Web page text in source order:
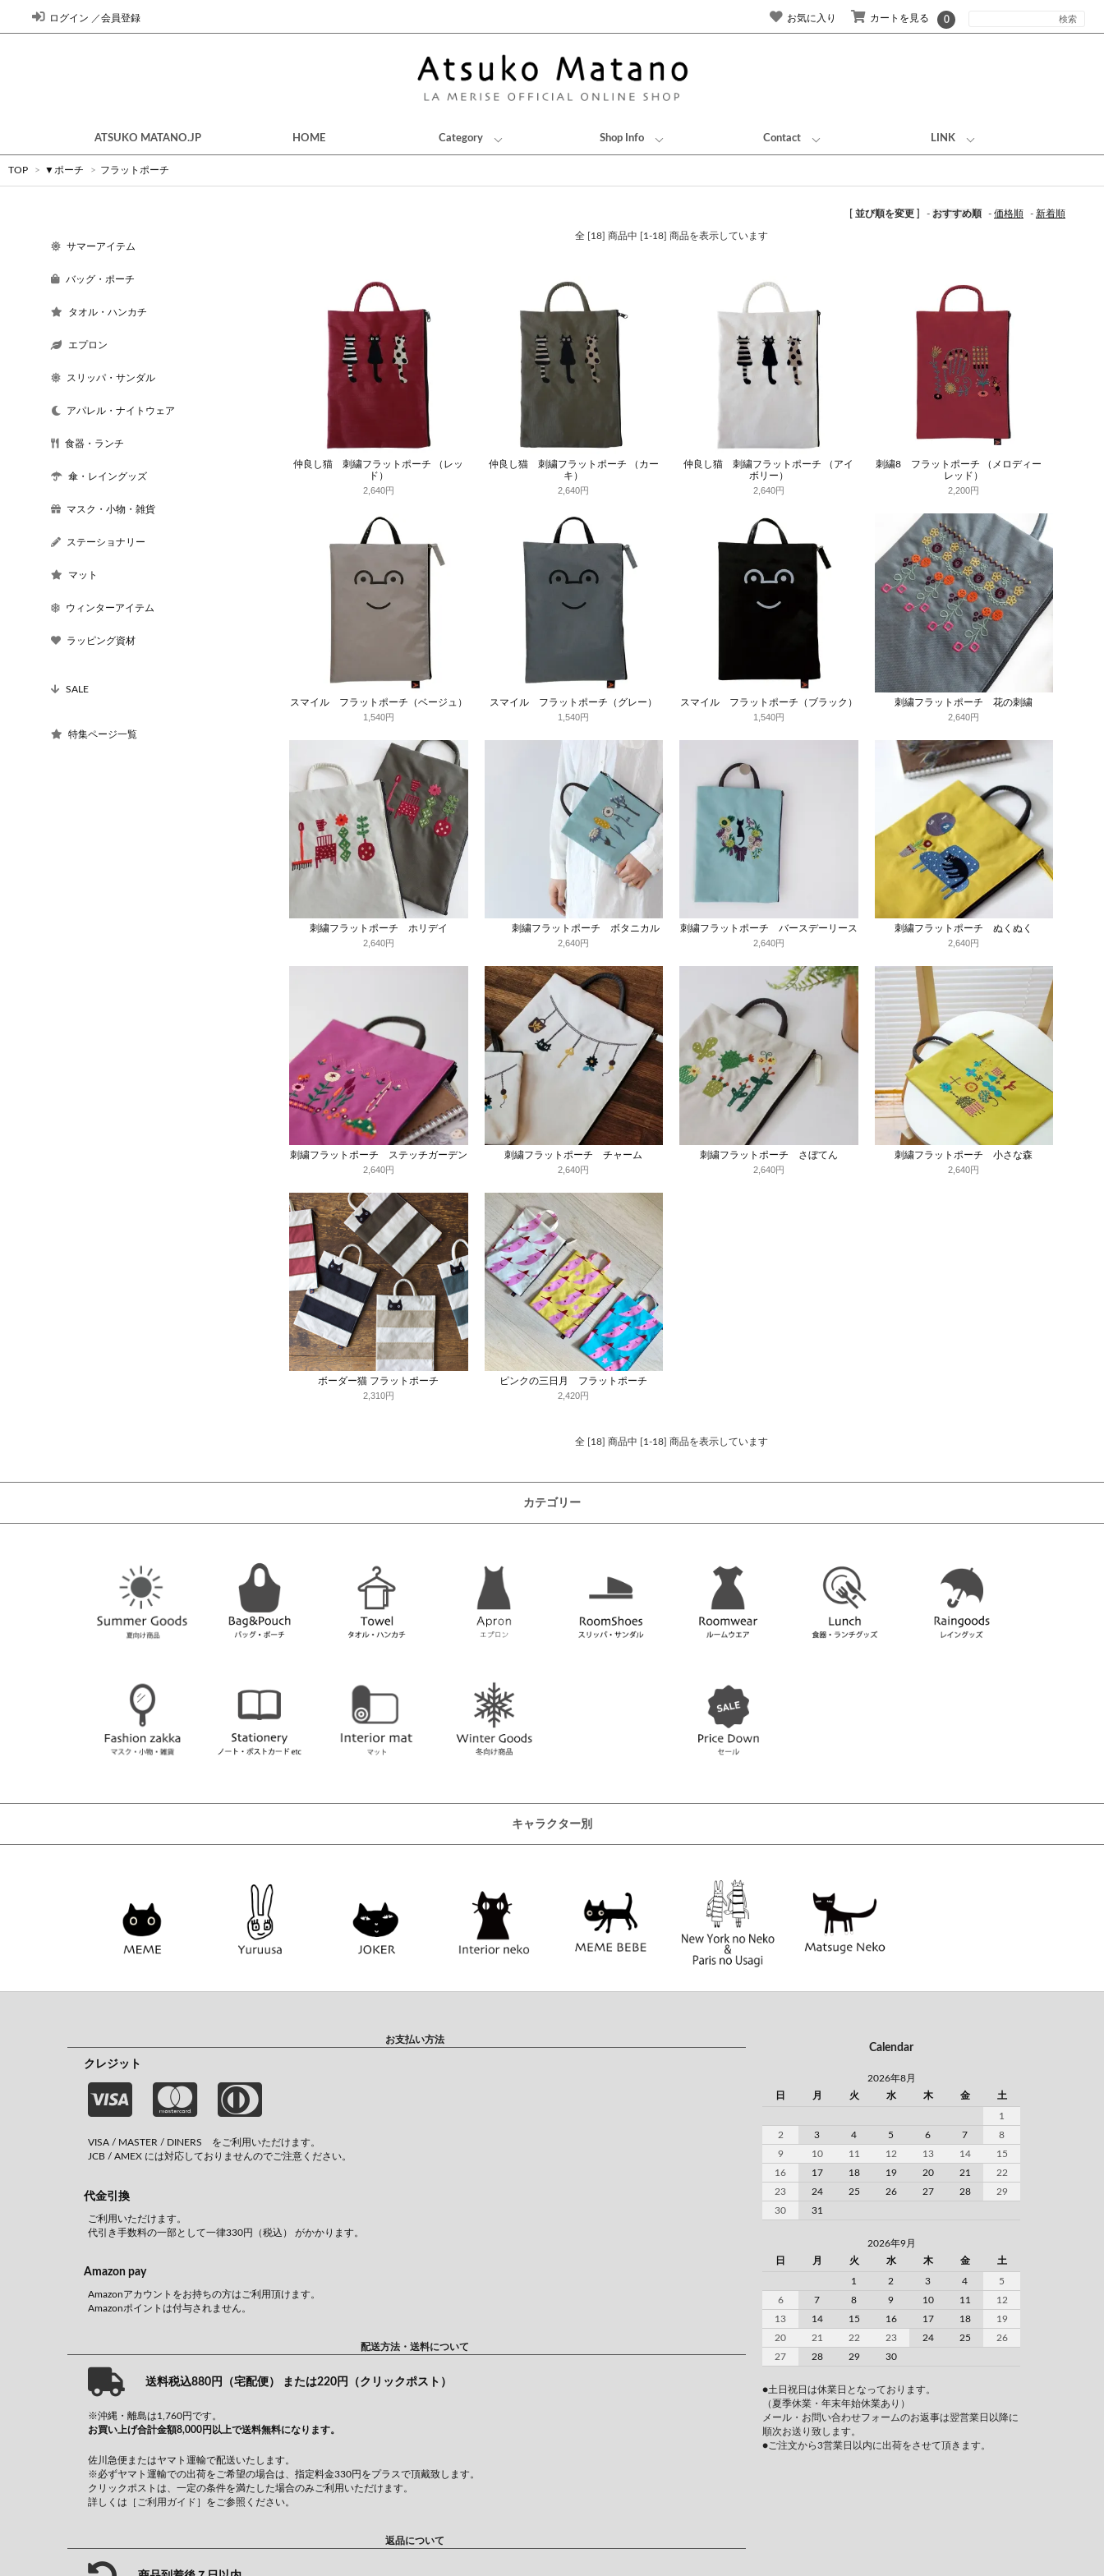
ログイン ／会員登録 お気に入り カートを見る 0
ATSUKO MATANO.JP HOME Category Shop Info Contact LINK
TOP > ▼ポーチ > フラットポーチ
サマーアイテム
バッグ・ポーチ
タオル・ハンカチ
エプロン
スリッパ・サンダル
アパレル・ナイトウェア
食器・ランチ
傘・レイングッズ
マスク・小物・雑貨
ステーショナリー
マット
ウィンターアイテム
ラッピング資材
SALE
特集ページ一覧
[ 並び順を変更 ] - おすすめ順 - 価格順 - 新着順
全 [18] 商品中 [1-18] 商品を表示しています
仲良し猫 刺繍フラットポーチ （レッ
ド）
2,640円
仲良し猫 刺繍フラットポーチ （カー
キ）
2,640円
仲良し猫 刺繍フラットポーチ （アイ
ボリー）
2,640円
刺繍8 フラットポーチ （メロディー
レッド）
2,200円
スマイル フラットポーチ（ベージュ）
1,540円
スマイル フラットポーチ（グレー）
1,540円
スマイル フラットポーチ（ブラック）
1,540円
刺繍フラットポーチ 花の刺繍
2,640円
刺繍フラットポーチ ホリデイ
2,640円
刺繍フラットポーチ ボタニカル
2,640円
刺繍フラットポーチ バースデーリース
2,640円
刺繍フラットポーチ ぬくぬく
2,640円
刺繍フラットポーチ ステッチガーデン
2,640円
刺繍フラットポーチ チャーム
2,640円
刺繍フラットポーチ さぼてん
2,640円
刺繍フラットポーチ 小さな森
2,640円
ボーダー猫 フラットポーチ
2,310円
ピンクの三日月 フラットポーチ
2,420円
全 [18] 商品中 [1-18] 商品を表示しています
カテゴリー
キャラクター別
お支払い方法
クレジット
VISA / MASTER / DINERS をご利用いただけます。
JCB / AMEX には対応しておりませんのでご注意ください。
代金引換
ご利用いただけます。
代引き手数料の一部として一律330円（税込） がかかります。
Amazon pay
Amazonアカウントをお持ちの方はご利用頂けます。
Amazonポイントは付与されません。
配送方法・送料について
送料税込880円（宅配便） または220円（クリックポスト）
※沖縄・離島は1,760円です。
お買い上げ合計金額8,000円以上で送料無料になります。
佐川急便またはヤマト運輸で配送いたします。
※必ずヤマト運輸での出荷をご希望の場合は、指定料金330円をプラスで頂戴致します。
クリックポストは、一定の条件を満たした場合のみご利用いただけます。
詳しくは ［ご利用ガイド］ をご参照ください。
返品について
Calendar
2026年8月
日
月 火 水 木 金 土
1
2
3 4 5 6 7
8
9
10 11 12 13 14
15
16
17 18 19 20 21
22
23
24 25 26 27 28
29
30
31
2026年9月
日
月 火 水 木 金 土
1 2 3 4
5
6
7 8 9 10 11
12
13
14 15 16 17 18
19
20
21 22 23 24 25
26
27
28 29 30
●土日祝日は休業日となっております。
（夏季休業・年末年始休業あり）
メール・お問い合わせフォームのお返事は翌営業日以降に
順次お送り致します。
●ご注文から3営業日以内に出荷をさせて頂きます。